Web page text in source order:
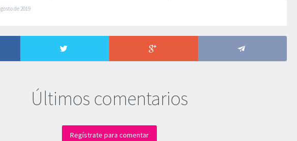
de 2019
Últimos comentarios
Regístrate para comentar